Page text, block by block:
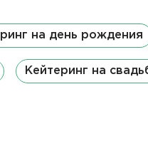
на день рождения
Кейтеринг на